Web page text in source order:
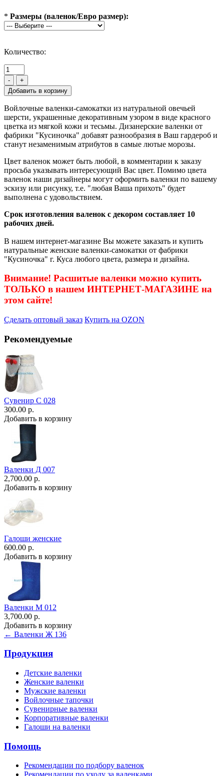
* Размеры (валенок/Евро размер):
Количество:
- +
Войлочные валенки-самокатки из натуральной овечьей
шерсти, украшенные декоративным узором в виде красного
цветка из мягкой кожи и тесьмы. Дизанерские валенки от
фабрики "Кусиночка" добавят разнообразия в Ваш гардероб и
станут незаменимым атрибутов в самые лютые морозы.
Цвет валенок может быть любой, в комментарии к заказу
просьба указывать интересующий Вас цвет. Помимо цвета
валенок наши дизайнеры могут оформить валенки по вашему
эскизу или рисунку, т.е. "любая Ваша прихоть" будет
выполнена с удовольствием.
Срок изготовления валенок с декором составляет 10
рабочих дней.
В нашем интернет-магазине Вы можете заказать и купить
натуральные женские валенки-самокатки от фабрики
"Кусиночка" г. Куса любого цвета, размера и дизайна.
Внимание! Расшитые валенки можно купить
ТОЛЬКО в нашем ИНТЕРНЕТ-МАГАЗИНЕ на
этом сайте!
Сделать оптовый заказ Купить на OZON
Рекомендуемые
Сувенир С 028
300.00 р.
Добавить в корзину
Валенки Д 007
2,700.00 р.
Добавить в корзину
Галоши женские
600.00 р.
Добавить в корзину
Валенки М 012
3,700.00 р.
Добавить в корзину
← Валенки Ж 136
Продукция
Детские валенки
Женские валенки
Мужские валенки
Войлочные тапочки
Сувенирные валенки
Корпоративные валенки
Галоши на валенки
Помощь
Рекомендации по подбору валенок